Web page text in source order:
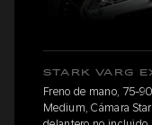
STARK VARG
Freno de mano, 75-
Medium, Cámara